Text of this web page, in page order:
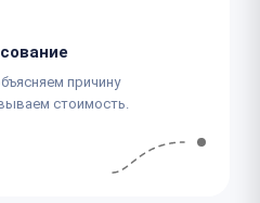
причину
стоимость.